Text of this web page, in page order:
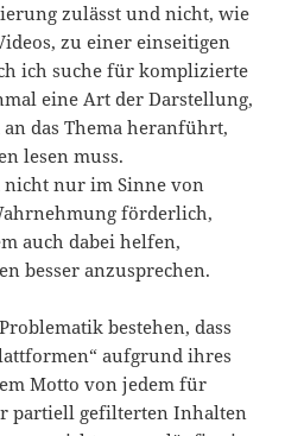
zulässt und nicht, wie
zu einer einseitigen
ich suche für komplizierte
eine Art der Darstellung,
das Thema heranführt,
lesen muss.
nur im Sinne von
förderlich,
auch dabei helfen,
besser anzusprechen.
bestehen, dass
aufgrund ihres
Motto von jedem für
partiell gefilterten Inhalten